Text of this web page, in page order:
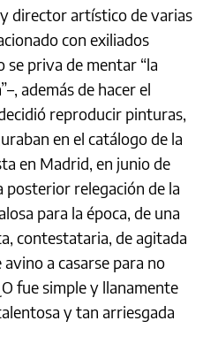
director artístico de varias
con exiliados
se priva de mentar “la
además de hacer el
reproducir pinturas,
en el catálogo de la
en Madrid, en junio de
posterior relegación de la
para la época, de una
contestataria, de agitada
a casarse para no
fue simple y llanamente
y tan arriesgada